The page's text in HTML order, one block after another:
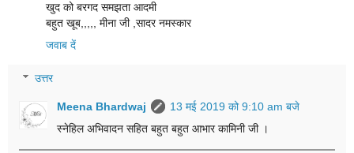
खुद को बरगद समझता आदमी
बहुत खूब,,,,, मीना जी ,सादर नमस्कार
जवाब दें
उत्तर
Meena Bhardwaj
13 मई 2019 को 9:10 am बजे
स्नेहिल अभिवादन सहित बहुत बहुत आभार कामिनी जी ।